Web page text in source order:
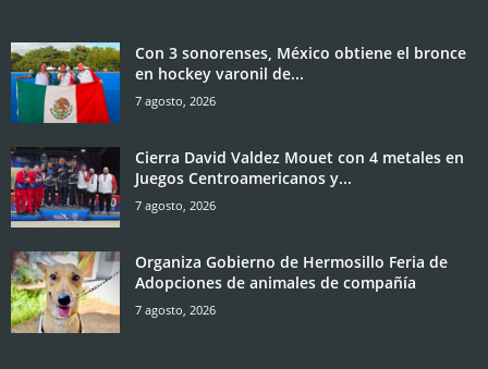
Con 3 sonorenses, México obtiene el bronce
en hockey varonil de...
7 agosto, 2026
Cierra David Valdez Mouet con 4 metales en
Juegos Centroamericanos y...
7 agosto, 2026
Organiza Gobierno de Hermosillo Feria de
Adopciones de animales de compañía
7 agosto, 2026